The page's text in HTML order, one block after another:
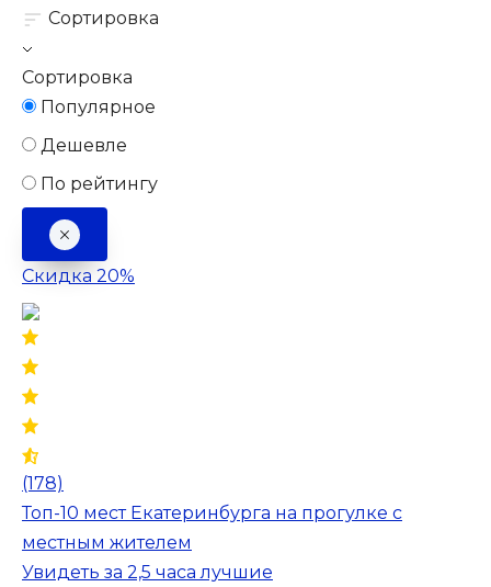
Сортировка
Сортировка
Популярное
Дешевле
По рейтингу
Скидка 20%
(178)
Топ-10 мест Екатеринбурга на прогулке с
местным жителем
Увидеть за 2,5 часа лучшие